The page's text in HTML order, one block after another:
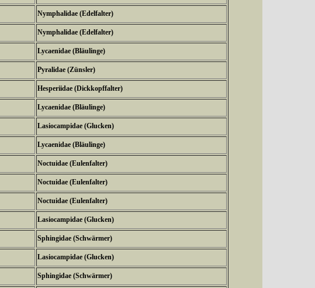
Nymphalidae (Edelfalter)
Nymphalidae (Edelfalter)
Lycaenidae (Bläulinge)
Pyralidae (Zünsler)
Hesperiidae (Dickkopffalter)
Lycaenidae (Bläulinge)
Lasiocampidae (Glucken)
Lycaenidae (Bläulinge)
Noctuidae (Eulenfalter)
Noctuidae (Eulenfalter)
Noctuidae (Eulenfalter)
Lasiocampidae (Glucken)
Sphingidae (Schwärmer)
Lasiocampidae (Glucken)
Sphingidae (Schwärmer)